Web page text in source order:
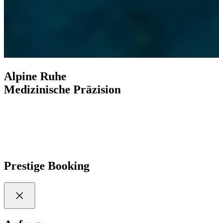
Alpine Ruhe
Medizinische Präzision
Prestige Booking